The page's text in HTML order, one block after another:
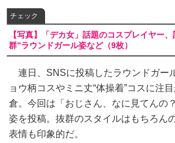
チェック
【写真】「デカ女」話題のコスプレイヤー
群”ラウンドガール姿など（9枚）
連日、SNSに投稿したラウンドガー
ョウ柄コスやミニ丈“体操着”コスに注
倉。今回は「おじさん、なに見てんの
姿を投稿。抜群のスタイルはもちろん
表情も印象的だ。